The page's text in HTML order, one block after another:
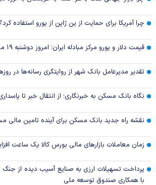
چرا آمریکا برای حمایت از ین ژاپن از یورو استفاده کرد؟
قیمت دلار و یورو مرکز مبادله ایران؛ امروز دوشنبه ۱۹ مرداد ۱۴۰۵
تقدیر مدیرعامل بانک شهر از روایتگری رسانه‌ها در
نگاه بانک مسکن به خبرنگاری؛ از انتقال خبر تا
نقشه راه جدید بانک مسکن برای آینده تامین مالی
زمان معاملات بازار‌های مالی بورس کالا یک ساعت
پرداخت تسهیلات ارزی به صنایع آسیب دیده از
با همکاری صندوق توسعه ملی